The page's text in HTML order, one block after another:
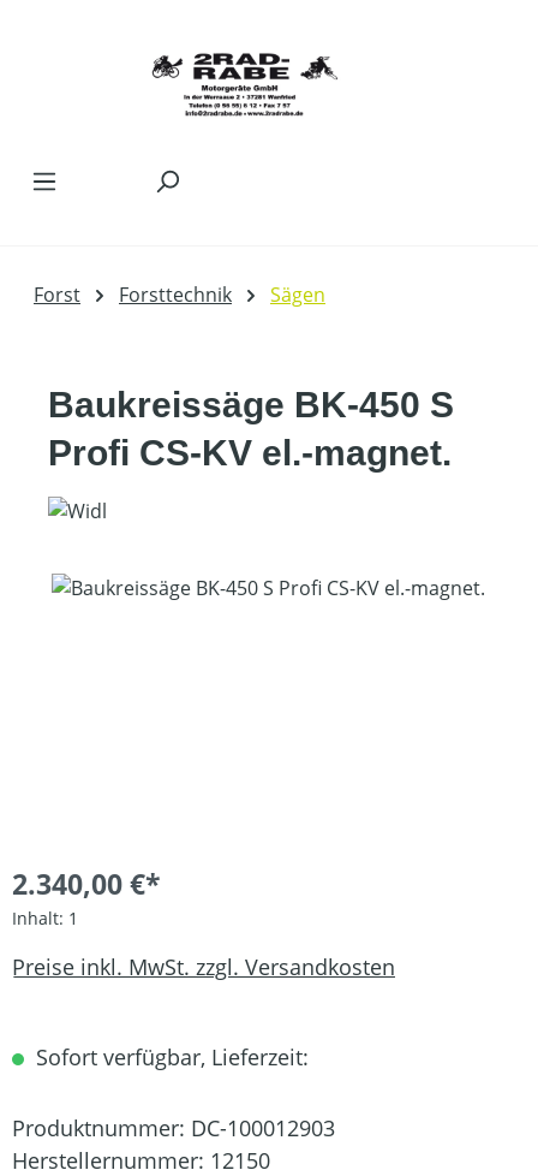
Forst Forsttechnik Sägen
Baukreissäge BK-450 S
Profi CS-KV el.-magnet.
Bildergalerie überspringen
2.340,00 €*
Inhalt: 1
Preise inkl. MwSt. zzgl. Versandkosten
Sofort verfügbar, Lieferzeit:
Produktnummer: DC-100012903
Herstellernummer: 12150